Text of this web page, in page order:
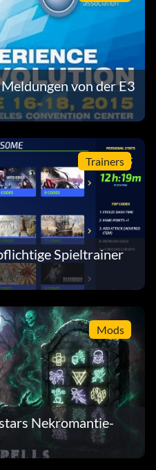
von der E3
Trainers
Spieltrainer
Mods
Nekromantie-